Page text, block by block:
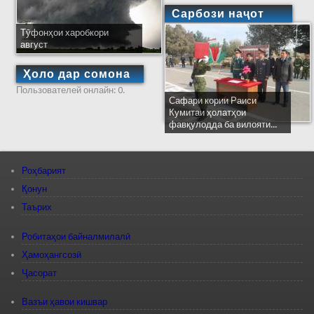
Тӯфонҳои харобкори
август
Ҳоло дар сомона
Пользователей онлайн: 0.
Сарбози наҷот
Сафари кории Раиси
Кумитаи ҳолатҳои
фавқулодда ба вилояти...
Роҳбарият
Қонун
Таърих
Робитаҳои байналмилалӣ
Ҳамоҳангсозӣ
Ҷасорат
Вазъи ҳавои кишвар